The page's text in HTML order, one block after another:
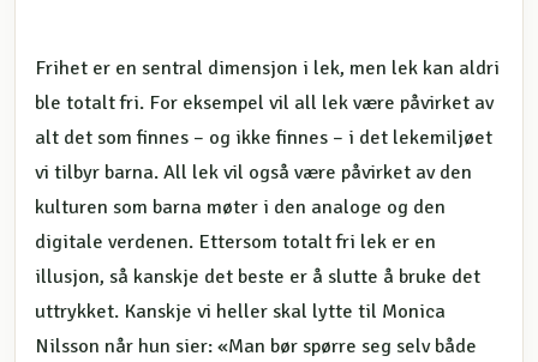
Frihet er en sentral dimensjon i lek, men lek kan aldri
ble totalt fri. For eksempel vil all lek være påvirket av
alt det som finnes – og ikke finnes – i det lekemiljøet
vi tilbyr barna. All lek vil også være påvirket av den
kulturen som barna møter i den analoge og den
digitale verdenen. Ettersom totalt fri lek er en
illusjon, så kanskje det beste er å slutte å bruke det
uttrykket. Kanskje vi heller skal lytte til Monica
Nilsson når hun sier: «Man bør spørre seg selv både